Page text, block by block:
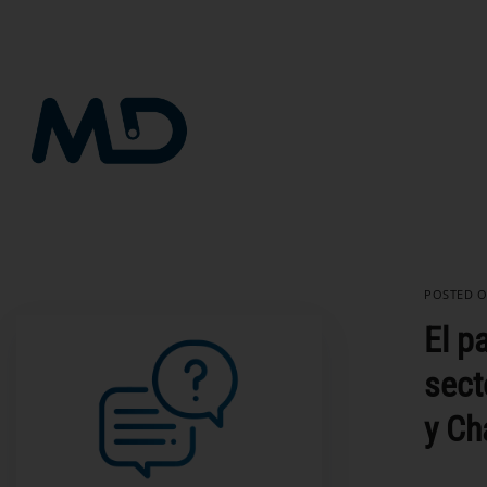
POSTED
El
y